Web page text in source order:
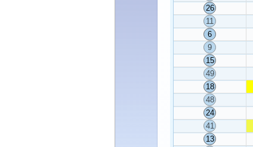
26
11
6
9
15
49
18
48
24
41
13